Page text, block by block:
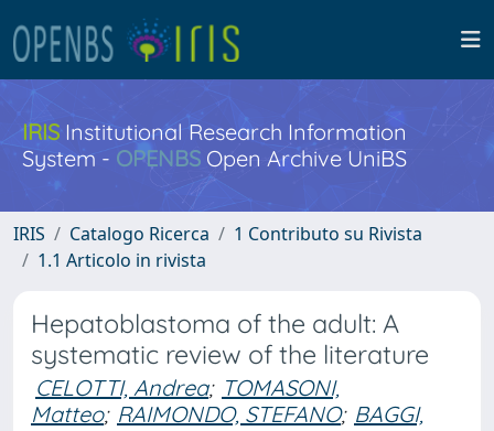
IRISInstitutional Research Information
System - OPENBS Open Archive UniBS
IRIS Catalogo Ricerca
1 Contributo su Rivista
1.1 Articolo in rivista
Hepatoblastoma of the adult: A
systematic review of the literature
CELOTTI, Andrea; TOMASONI,
Matteo; RAIMONDO, STEFANO; BAGGI,